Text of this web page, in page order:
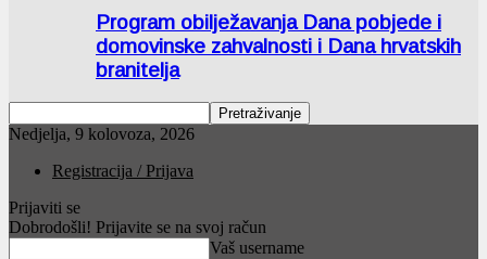
Program obilježavanja Dana pobjede i
domovinske zahvalnosti i Dana hrvatskih
branitelja
Nedjelja, 9 kolovoza, 2026
Registracija / Prijava
Prijaviti se
Dobrodošli! Prijavite se na svoj račun
Vaš username